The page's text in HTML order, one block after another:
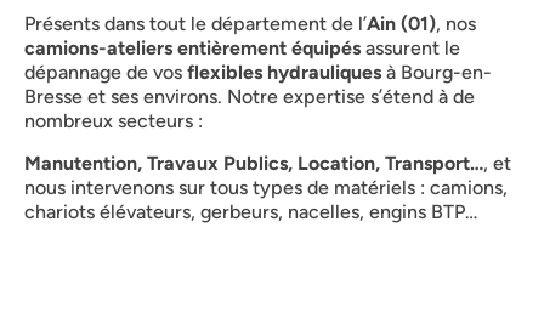
Présents dans tout le département de l’Ain (01), nos
camions-ateliers entièrement équipés assurent le
dépannage de vos flexibles hydrauliques à Bourg-en-
Bresse et ses environs. Notre expertise s’étend à de
nombreux secteurs :
Manutention, Travaux Publics, Location, Transport…, et
nous intervenons sur tous types de matériels : camions,
chariots élévateurs, gerbeurs, nacelles, engins BTP…